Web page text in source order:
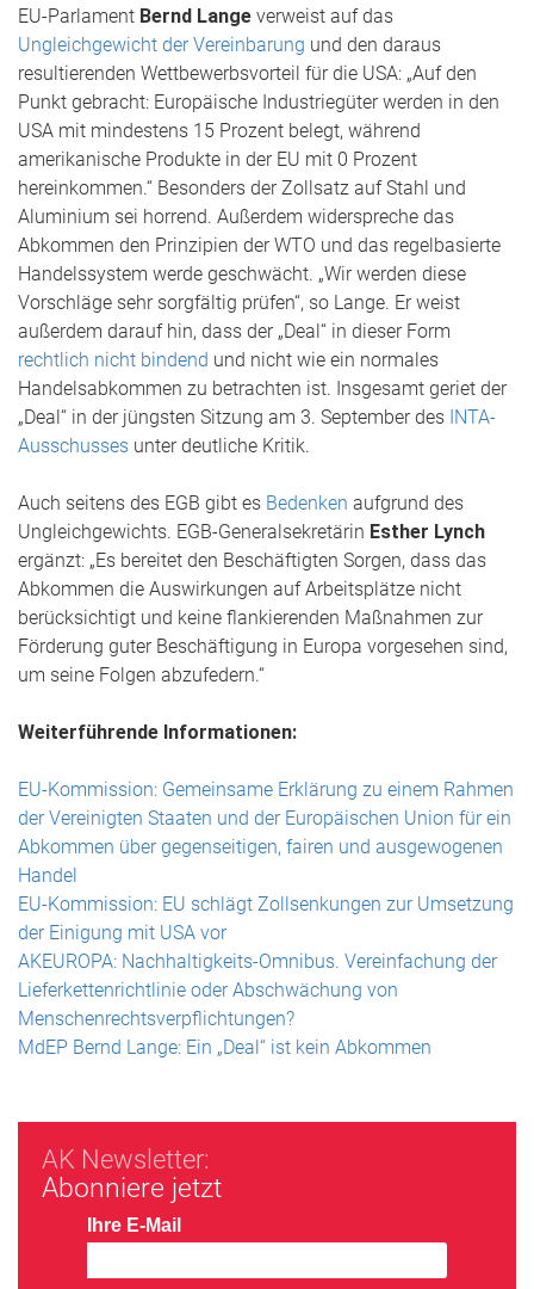
EU-Parlament Bernd Lange verweist auf das
Ungleichgewicht der Vereinbarung und den daraus
resultierenden Wettbewerbsvorteil für die USA: „Auf den
Punkt gebracht: Europäische Industriegüter werden in den
USA mit mindestens 15 Prozent belegt, während
amerikanische Produkte in der EU mit 0 Prozent
hereinkommen.“ Besonders der Zollsatz auf Stahl und
Aluminium sei horrend. Außerdem widerspreche das
Abkommen den Prinzipien der WTO und das regelbasierte
Handelssystem werde geschwächt. „Wir werden diese
Vorschläge sehr sorgfältig prüfen“, so Lange. Er weist
außerdem darauf hin, dass der „Deal“ in dieser Form
rechtlich nicht bindend und nicht wie ein normales
Handelsabkommen zu betrachten ist. Insgesamt geriet der
„Deal“ in der jüngsten Sitzung am 3. September des INTA-
Ausschusses unter deutliche Kritik.
Auch seitens des EGB gibt es Bedenken aufgrund des
Ungleichgewichts. EGB-Generalsekretärin Esther Lynch
ergänzt: „Es bereitet den Beschäftigten Sorgen, dass das
Abkommen die Auswirkungen auf Arbeitsplätze nicht
berücksichtigt und keine flankierenden Maßnahmen zur
Förderung guter Beschäftigung in Europa vorgesehen sind,
um seine Folgen abzufedern.“
Weiterführende Informationen:
EU-Kommission: Gemeinsame Erklärung zu einem Rahmen
der Vereinigten Staaten und der Europäischen Union für ein
Abkommen über gegenseitigen, fairen und ausgewogenen
Handel
EU-Kommission: EU schlägt Zollsenkungen zur Umsetzung
der Einigung mit USA vor
AKEUROPA: Nachhaltigkeits-Omnibus. Vereinfachung der
Lieferkettenrichtlinie oder Abschwächung von
Menschenrechtsverpflichtungen?
MdEP Bernd Lange: Ein „Deal“ ist kein Abkommen
AK Newsletter:
Abonniere jetzt
Ihre E-Mail